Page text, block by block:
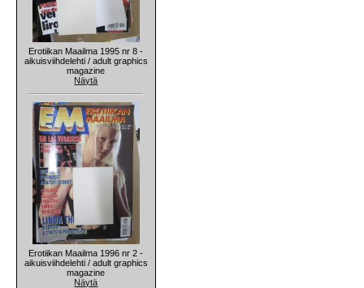
Erotiikan Maailma 1995 nr 8 -
aikuisviihdelehti / adult graphics
magazine
Näytä
Erotiikan Maailma 1996 nr 2 -
aikuisviihdelehti / adult graphics
magazine
Näytä